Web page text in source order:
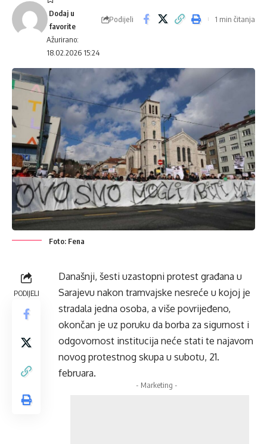
Ažurirano:
18.02.2026 15:24
Podijeli 1 min čitanja
Foto: Fena
PODIJELI
Današnji, šesti uzastopni protest građana u
Sarajevu nakon tramvajske nesreće u kojoj je
stradala jedna osoba, a više povrijeđeno,
okončan je uz poruku da borba za sigurnost i
odgovornost institucija neće stati te najavom
novog protestnog skupa u subotu, 21.
februara.
- Marketing -